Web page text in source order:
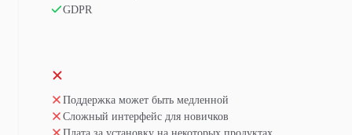
GDPR
Поддержка может быть медленной
Сложный интерфейс для новичков